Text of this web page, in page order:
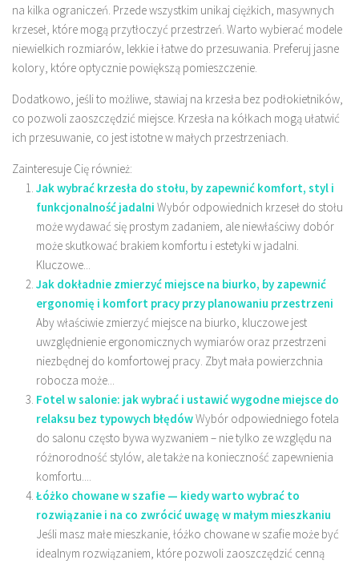
na kilka ograniczeń. Przede wszystkim unikaj ciężkich, masywnych
krzeseł, które mogą przytłoczyć przestrzeń. Warto wybierać modele
niewielkich rozmiarów, lekkie i łatwe do przesuwania. Preferuj jasne
kolory, które optycznie powiększą pomieszczenie.
Dodatkowo, jeśli to możliwe, stawiaj na krzesła bez podłokietników,
co pozwoli zaoszczędzić miejsce. Krzesła na kółkach mogą ułatwić
ich przesuwanie, co jest istotne w małych przestrzeniach.
Zainteresuje Cię również:
Jak wybrać krzesła do stołu, by zapewnić komfort, styl i
funkcjonalność jadalni Wybór odpowiednich krzeseł do stołu
może wydawać się prostym zadaniem, ale niewłaściwy dobór
może skutkować brakiem komfortu i estetyki w jadalni.
Kluczowe...
Jak dokładnie zmierzyć miejsce na biurko, by zapewnić
ergonomię i komfort pracy przy planowaniu przestrzeni
Aby właściwie zmierzyć miejsce na biurko, kluczowe jest
uwzględnienie ergonomicznych wymiarów oraz przestrzeni
niezbędnej do komfortowej pracy. Zbyt mała powierzchnia
robocza może...
Fotel w salonie: jak wybrać i ustawić wygodne miejsce do
relaksu bez typowych błędówWybór odpowiedniego fotela
do salonu często bywa wyzwaniem – nie tylko ze względu na
różnorodność stylów, ale także na konieczność zapewnienia
komfortu....
Łóżko chowane w szafie — kiedy warto wybrać to
rozwiązanie i na co zwrócić uwagę w małym mieszkaniu
Jeśli masz małe mieszkanie, łóżko chowane w szafie może być
idealnym rozwiązaniem, które pozwoli zaoszczędzić cenną